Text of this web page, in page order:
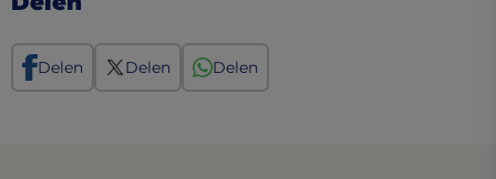
Delen Delen Delen